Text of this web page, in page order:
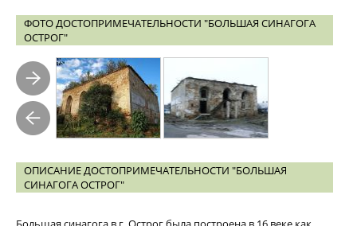
ФОТО ДОСТОПРИМЕЧАТЕЛЬНОСТИ "БОЛЬШАЯ СИНАГОГА
ОСТРОГ"
ОПИСАНИЕ ДОСТОПРИМЕЧАТЕЛЬНОСТИ "БОЛЬШАЯ
СИНАГОГА ОСТРОГ"